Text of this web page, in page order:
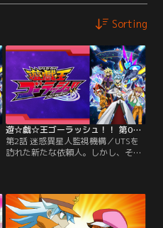
Sorting
遊☆戯☆王ゴーラッシュ！！ 第02話
第2話 迷惑異星人監視機構／UTSを
訪れた新たな依頼人。しかし、その
滞在迷惑異星人として投降を求めら
れたユウディアスは、自らの自由を
懸けてマナブとデュエルをすること